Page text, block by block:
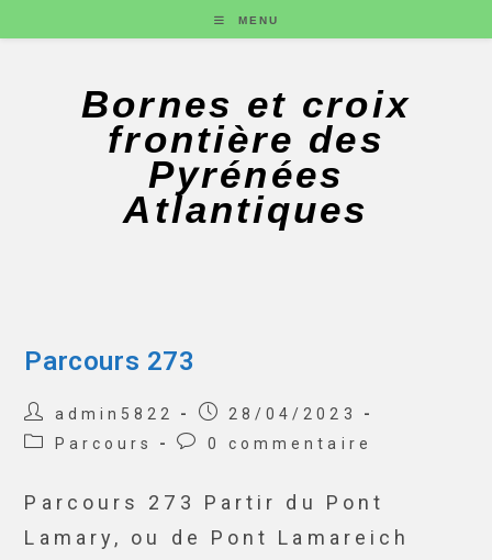
MENU
Bornes et croix
frontière des
Pyrénées
Atlantiques
Parcours 273
admin5822
28/04/2023
Parcours
0 commentaire
Parcours 273 Partir du Pont
Lamary, ou de Pont Lamareich